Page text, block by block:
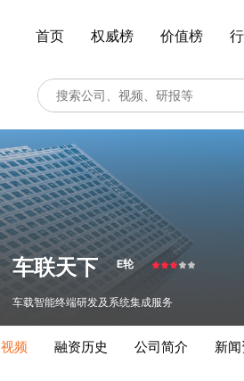
首页 权威榜 价值榜
车联天下 E轮
车载智能终端研发及系统集成服务
视频 融资历史 公司简介 新